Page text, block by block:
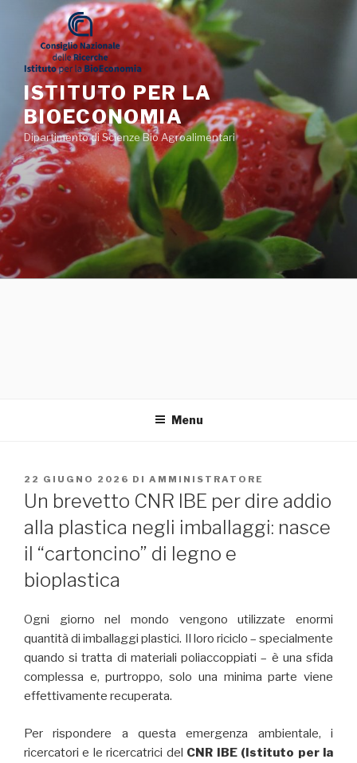
contenuto
ISTITUTO PER LA
BIOECONOMIA
Dipartimento di Scienze Bio Agroalimentari
Menu
PUBBLICATO
IL
22 GIUGNO 2026 DI AMMINISTRATORE
Un brevetto CNR IBE per dire addio
alla plastica negli imballaggi: nasce
il “cartoncino” di legno e
bioplastica
Ogni giorno nel mondo vengono utilizzate enormi
quantità di imballaggi plastici. Il loro riciclo – specialmente
quando si tratta di materiali poliaccoppiati – è una sfida
complessa e, purtroppo, solo una minima parte viene
effettivamente recuperata.
Per rispondere a questa emergenza ambientale, i
ricercatori e le ricercatrici del CNR IBE (Istituto per la